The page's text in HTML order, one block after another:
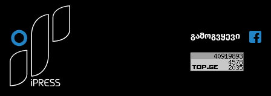
გამოგვყევი